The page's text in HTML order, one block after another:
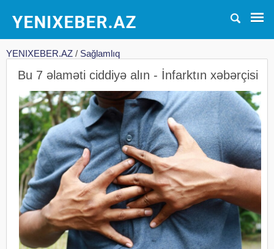
YENIXEBER.AZ / Sağlamlıq
Bu 7 əlaməti ciddiyə alın - İnfarktın xəbərçisi